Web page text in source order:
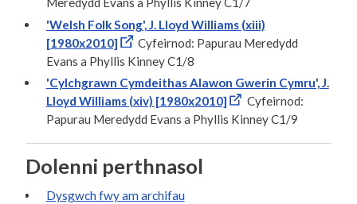
'Welsh Folk Song', J. Lloyd Williams (xiii)
[1980x2010]
Cyfeirnod: Papurau Meredydd
Evans a Phyllis Kinney C1/8
'Cylchgrawn Cymdeithas Alawon Gwerin Cymru', J.
Lloyd Williams (xiv) [1980x2010]
Cyfeirnod:
Papurau Meredydd Evans a Phyllis Kinney C1/9
Dolenni perthnasol
Dysgwch fwy am archifau